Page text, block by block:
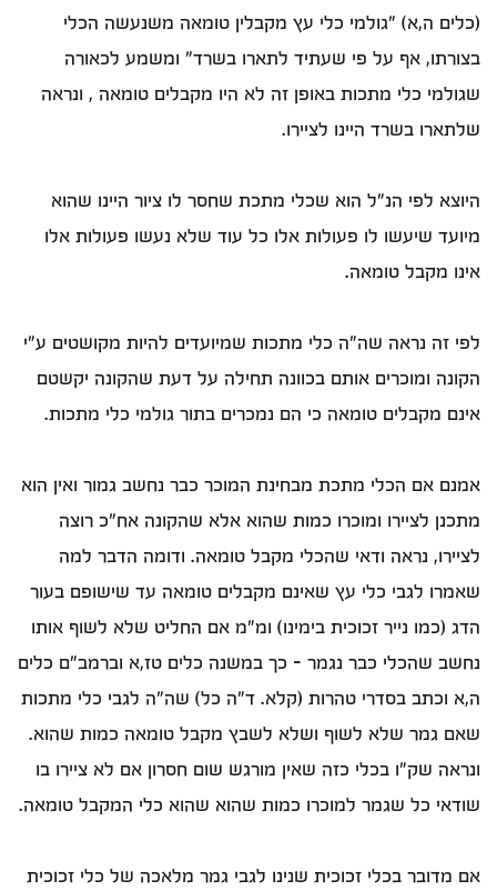
(כלים ה,א) "גולמי כלי עץ מקבלין טומאה משנעשה הכלי
בצורתו, אף על פי שעתיד לתארו בשרד" ומשמע לכאורה
שגולמי כלי מתכות באופן זה לא היו מקבלים טומאה , ונראה
שלתארו בשרד היינו לציירו.
היוצא לפי הנ"ל הוא שכלי מתכת שחסר לו ציור היינו שהוא
מיועד שיעשו לו פעולות אלו כל עוד שלא נעשו פעולות אלו
אינו מקבל טומאה.
לפי זה נראה שה"ה כלי מתכות שמיועדים להיות מקושטים ע"י
הקונה ומוכרים אותם בכוונה תחילה על דעת שהקונה יקשטם
אינם מקבלים טומאה כי הם נמכרים בתור גולמי כלי מתכות.
אמנם אם הכלי מתכת מבחינת המוכר כבר נחשב גמור ואין הוא
מתכנן לציירו ומוכרו כמות שהוא אלא שהקונה אח"כ רוצה
לציירו, נראה ודאי שהכלי מקבל טומאה. ודומה הדבר למה
שאמרו לגבי כלי עץ שאינם מקבלים טומאה עד שישופם בעור
הדג (כמו נייר זכוכית בימינו) ומ"מ אם החליט שלא לשוף אותו
נחשב שהכלי כבר נגמר – כך במשנה כלים טז,א וברמב"ם כלים
ה,א וכתב בסדרי טהרות (קלא. ד"ה כל) שה"ה לגבי כלי מתכות
שאם גמר שלא לשוף ושלא לשבץ מקבל טומאה כמות שהוא.
ונראה שק"ו בכלי כזה שאין מורגש שום חסרון אם לא ציירו בו
שודאי כל שגמר למוכרו כמות שהוא שהוא כלי המקבל טומאה.
אם מדובר בכלי זכוכית שנינו לגבי גמר מלאכה של כלי זכוכית